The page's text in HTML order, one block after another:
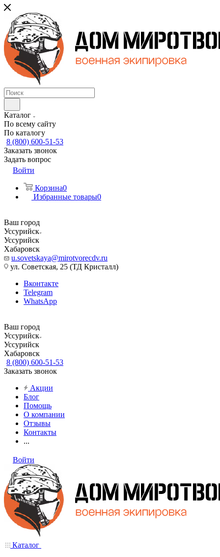
Каталог
По всему сайту
По каталогу
8 (800) 600-51-53
Заказать звонок
Задать вопрос
Войти
Корзина0
Избранные товары0
Ваш город
Уссурийск
Уссурийск
Хабаровск
u.sovetskaya@mirotvorecdv.ru
ул. Советская, 25 (ТД Кристалл)
Вконтакте
Telegram
WhatsApp
Ваш город
Уссурийск
Уссурийск
Хабаровск
8 (800) 600-51-53
Заказать звонок
Акции
Блог
Помощь
О компании
Отзывы
Контакты
...
Войти
Каталог